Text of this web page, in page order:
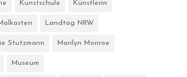
Kunstschule Künstlerin
Landtag NRW
Stutzmann Marilyn Monroe
Museum